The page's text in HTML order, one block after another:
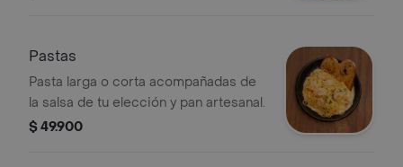
Pastas
Pasta larga o corta acompañadas de
la salsa de tu elección y pan artesanal.
$ 49.900